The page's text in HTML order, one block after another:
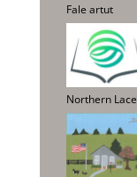
Fale artut
Northern Lace